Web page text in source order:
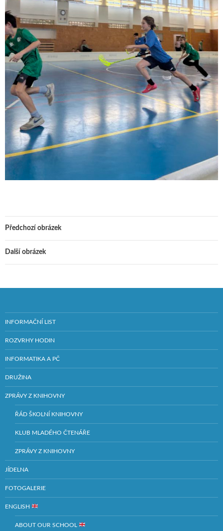
Předchozí obrázek
Další obrázek
INFORMAČNÍ LIST
ROZVRHY HODIN
INFORMATIKA A PČ
DRUŽINA
ZPRÁVY Z KNIHOVNY
ŘÁD ŠKOLNÍ KNIHOVNY
KLUB MLADÉHO ČTENÁŘE
ZPRÁVY Z KNIHOVNY
JÍDELNA
FOTOGALERIE
ENGLISH
ABOUT OUR SCHOOL